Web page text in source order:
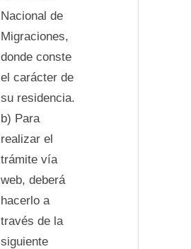
Nacional de
Migraciones,
donde conste
el carácter de
su residencia.
b) Para
realizar el
trámite vía
web, deberá
hacerlo a
través de la
siguiente